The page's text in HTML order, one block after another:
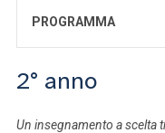
PROGRAMMA
2° anno
Un insegnamento a scelta